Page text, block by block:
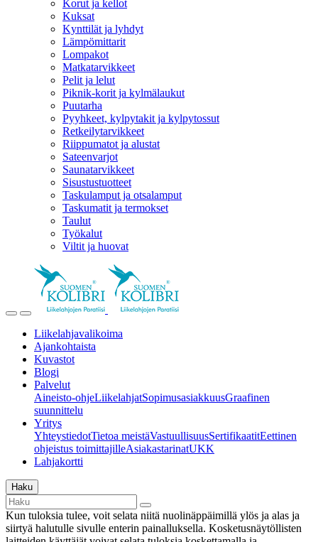
Korut ja kellot
Kuksat
Kynttilät ja lyhdyt
Lämpömittarit
Lompakot
Matkatarvikkeet
Pelit ja lelut
Piknik-korit ja kylmälaukut
Puutarha
Pyyhkeet, kylpytakit ja kylpytossut
Retkeilytarvikkeet
Riippumatot ja alustat
Sateenvarjot
Saunatarvikkeet
Sisustustuotteet
Taskulamput ja otsalamput
Taskumatit ja termokset
Taulut
Työkalut
Viltit ja huovat
Liikelahjavalikoima
Ajankohtaista
Kuvastot
Blogi
Palvelut
Aineisto-ohjeLiikelahjatSopimusasiakkuusGraafinen
suunnittelu
Yritys
YhteystiedotTietoa meistäVastuullisuusSertifikaatitEettinen
ohjeistus toimittajilleAsiakastarinatUKK
Lahjakortti
Haku
Kun tuloksia tulee, voit selata niitä nuolinäppäimillä ylös ja alas ja
siirtyä halutulle sivulle enterin painalluksella. Kosketusnäytöllisten